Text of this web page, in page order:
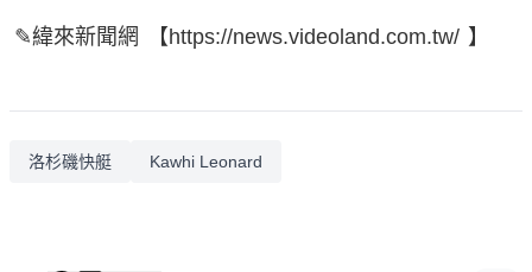
✎緯來新聞網 【https://news.videoland.com.tw/ 】
洛杉磯快艇 Kawhi Leonard